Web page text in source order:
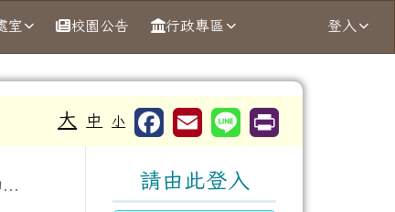
室 校園公告 行政專區 登入
大 中 小
右邊區域內容
請由此登入